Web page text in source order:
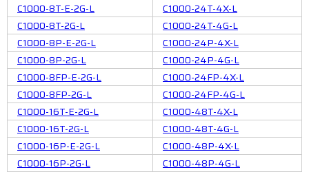
C1000-8T-E-2G-L
C1000-24T-4X-L
C1000-8T-2G-L
C1000-24T-4G-L
C1000-8P-E-2G-L
C1000-24P-4X-L
C1000-8P-2G-L
C1000-24P-4G-L
C1000-8FP-E-2G-L
C1000-24FP-4X-L
C1000-8FP-2G-L
C1000-24FP-4G-L
C1000-16T-E-2G-L
C1000-48T-4X-L
C1000-16T-2G-L
C1000-48T-4G-L
C1000-16P-E-2G-L
C1000-48P-4X-L
C1000-16P-2G-L
C1000-48P-4G-L